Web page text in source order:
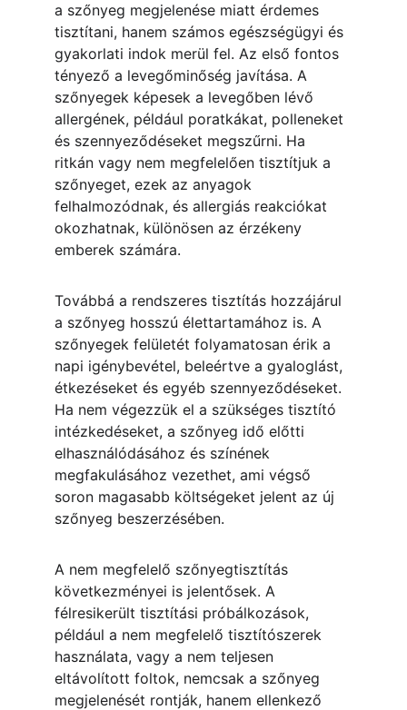
a szőnyeg megjelenése miatt érdemes
tisztítani, hanem számos egészségügyi és
gyakorlati indok merül fel. Az első fontos
tényező a levegőminőség javítása. A
szőnyegek képesek a levegőben lévő
allergének, például poratkákat, polleneket
és szennyeződéseket megszűrni. Ha
ritkán vagy nem megfelelően tisztítjuk a
szőnyeget, ezek az anyagok
felhalmozódnak, és allergiás reakciókat
okozhatnak, különösen az érzékeny
emberek számára.
Továbbá a rendszeres tisztítás hozzájárul
a szőnyeg hosszú élettartamához is. A
szőnyegek felületét folyamatosan érik a
napi igénybevétel, beleértve a gyaloglást,
étkezéseket és egyéb szennyeződéseket.
Ha nem végezzük el a szükséges tisztító
intézkedéseket, a szőnyeg idő előtti
elhasználódásához és színének
megfakulásához vezethet, ami végső
soron magasabb költségeket jelent az új
szőnyeg beszerzésében.
A nem megfelelő szőnyegtisztítás
következményei is jelentősek. A
félresikerült tisztítási próbálkozások,
például a nem megfelelő tisztítószerek
használata, vagy a nem teljesen
eltávolított foltok, nemcsak a szőnyeg
megjelenését rontják, hanem ellenkező